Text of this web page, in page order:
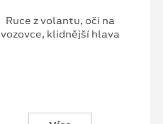
Ruce z volantu, oči na
vozovce, klidnější hlava